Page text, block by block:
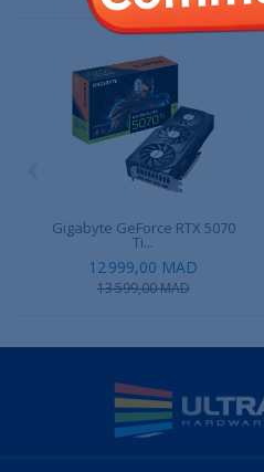
Gigabyte GeForce RTX 5070
Ti...
12 999,00 MAD
13 599,00 MAD